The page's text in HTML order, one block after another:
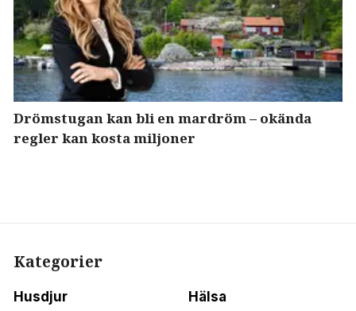
Drömstugan kan bli en mardröm – okända
regler kan kosta miljoner
Kategorier
Husdjur Hälsa